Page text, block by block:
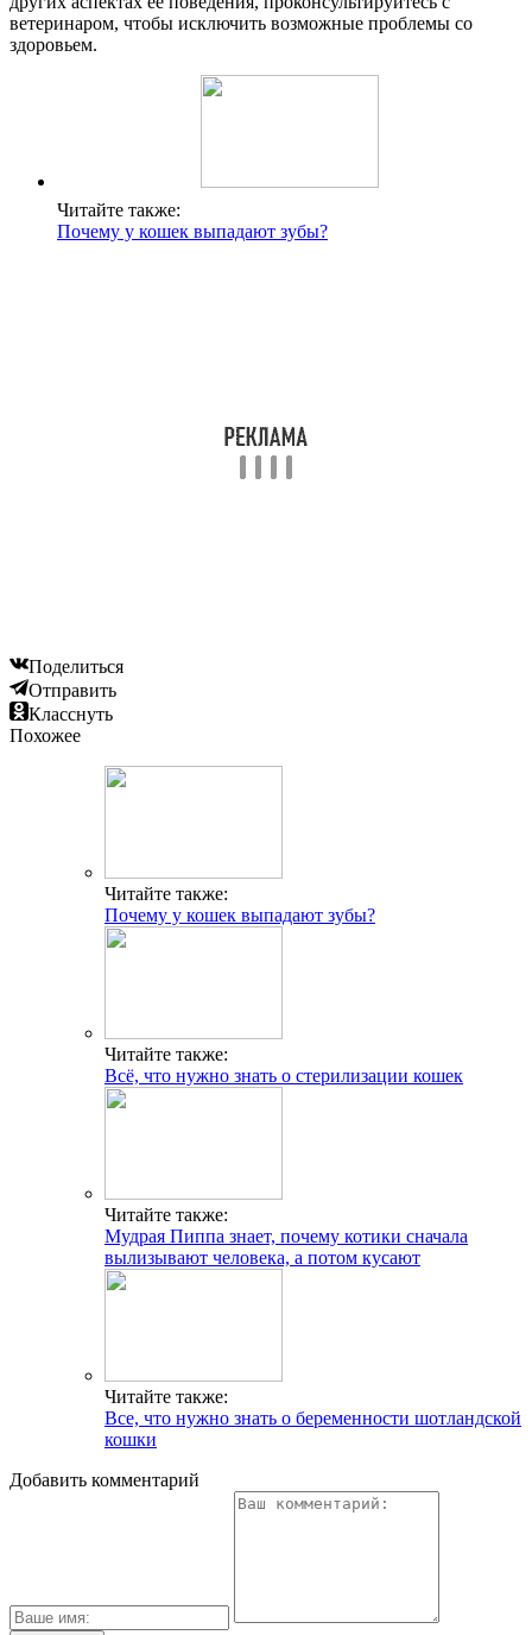
ветеринаром, чтобы исключить возможные проблемы со
здоровьем.
Читайте также:
Почему у кошек выпадают зубы?
Поделиться
Отправить
Класснуть
Похожее
Читайте также:
Почему у кошек выпадают зубы?
Читайте также:
Всё, что нужно знать о стерилизации кошек
Читайте также:
Мудрая Пиппа знает, почему котики сначала
вылизывают человека, а потом кусают
Читайте также:
Все, что нужно знать о беременности шотландской
кошки
Добавить комментарий